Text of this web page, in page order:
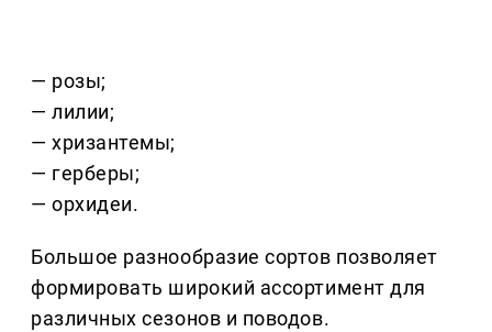
— розы;
— лилии;
— хризантемы;
— герберы;
— орхидеи.
Большое разнообразие сортов позволяет
формировать широкий ассортимент для
различных сезонов и поводов.